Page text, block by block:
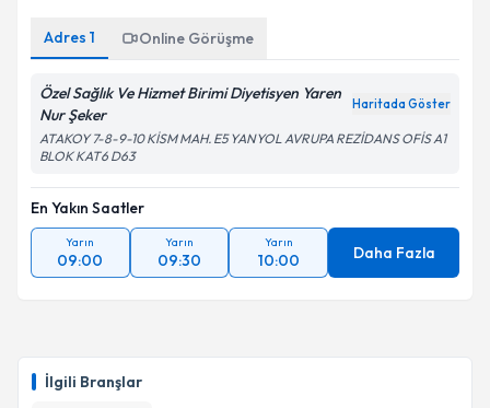
İlgili Branşlar
Kişisel verilerimin işlenmesine ilişkin
Metni'ni okudum ve kişisel verilerimin belirtilen
Takvim Talebini Gönder
Adres 1 Online Görüşme
Özel Sağlık Ve Hizmet Birimi Diyetisyen Yaren
Nur Şeker
Haritada Göster
ATAKOY 7-8-9-10 KİSM MAH. E5 YANYOL AVRUPA REZİDANS OFİS A1
BLOK KAT6 D63
En Yakın Saatler
Yarın
09:00
Yarın
09:30
Yarın
10:00 Daha Fazla